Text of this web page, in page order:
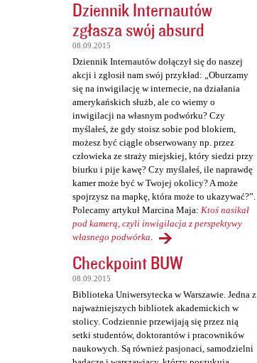
Dziennik Internautów
zgłasza swój absurd
08.09.2015
Dziennik Internautów dołączył się do naszej
akcji i zgłosił nam swój przykład: „Oburzamy
się na inwigilację w internecie, na działania
amerykańskich służb, ale co wiemy o
inwigilacji na własnym podwórku? Czy
myślałeś, że gdy stoisz sobie pod blokiem,
możesz być ciągle obserwowany np. przez
człowieka ze straży miejskiej, który siedzi przy
biurku i pije kawę? Czy myślałeś, ile naprawdę
kamer może być w Twojej okolicy? A może
spojrzysz na mapkę, która może to ukazywać?”.
Polecamy artykuł Marcina Maja: Ktoś nasikał
pod kamerą, czyli inwigilacja z perspektywy
własnego podwórka.
Checkpoint BUW
08.09.2015
Biblioteka Uniwersytecka w Warszawie. Jedna z
najważniejszych bibliotek akademickich w
stolicy. Codziennie przewijają się przez nią
setki studentów, doktorantów i pracowników
naukowych. Są również pasjonaci, samodzielni